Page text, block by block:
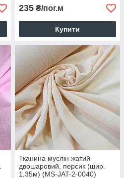
235 ₴/пог.м
Купити
Тканина муслін жатий
двошаровий, персик (шир.
1,35м) (MS-JAT-2-0040)